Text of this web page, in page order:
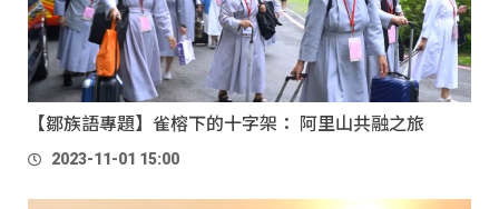
【鄒族語專題】雀榕下的十字架： 阿里山共融之旅
2023-11-01 15:00